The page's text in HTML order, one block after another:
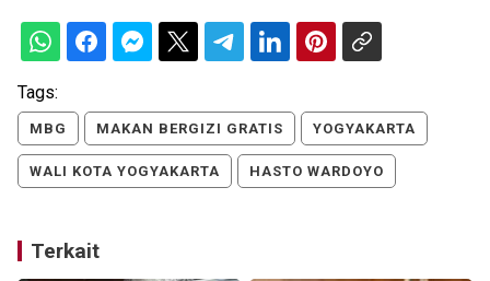
Tags:
MBG MAKAN BERGIZI GRATIS YOGYAKARTA
WALI KOTA YOGYAKARTA HASTO WARDOYO
Terkait